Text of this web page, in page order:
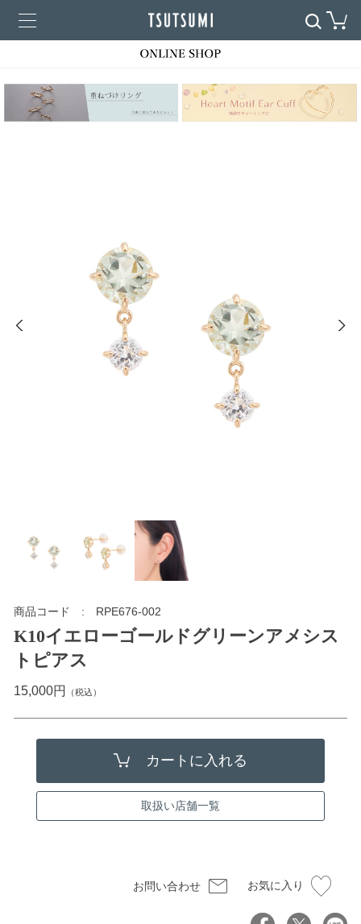
商品コード RPE676-002
K10イエローゴールドグリーンアメシス
トピアス
15,000円 （税込）
取扱い店舗一覧
お問い合わせ お気に入り